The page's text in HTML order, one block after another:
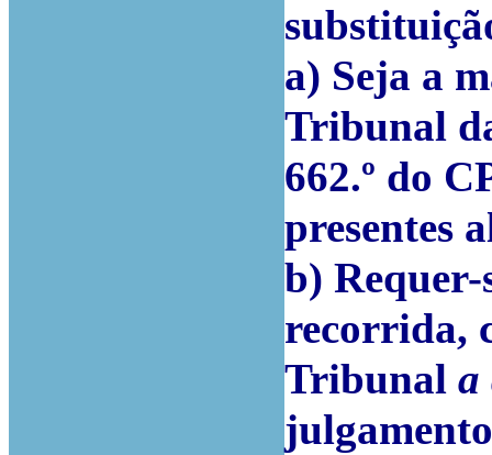
a) Seja a
Tribunal
662.º do
presentes
b) Requer-
recorrida,
Tribunal a